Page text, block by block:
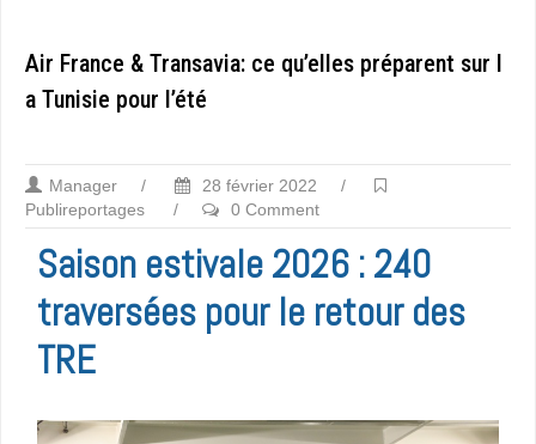
Air France & Transavia: ce qu’elles préparent sur l
a Tunisie pour l’été
Manager / 28 février 2022
/
Publireportages
/ 0 Comment
Saison estivale 2026 : 240
traversées pour le retour des
TRE